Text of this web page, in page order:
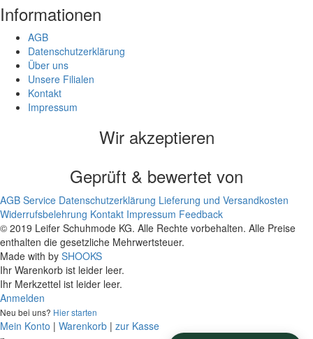
Informationen
AGB
Datenschutzerklärung
Über uns
Unsere Filialen
Kontakt
Impressum
Wir akzeptieren
Geprüft & bewertet von
AGB Service Datenschutzerklärung Lieferung und Versandkosten
Widerrufsbelehrung Kontakt Impressum Feedback
© 2019 Leifer Schuhmode KG. Alle Rechte vorbehalten. Alle Preise
enthalten die gesetzliche Mehrwertsteuer.
Made with by SHOOKS
Ihr Warenkorb ist leider leer.
Ihr Merkzettel ist leider leer.
Anmelden
Neu bei uns? Hier starten
Mein Konto | Warenkorb | zur Kasse